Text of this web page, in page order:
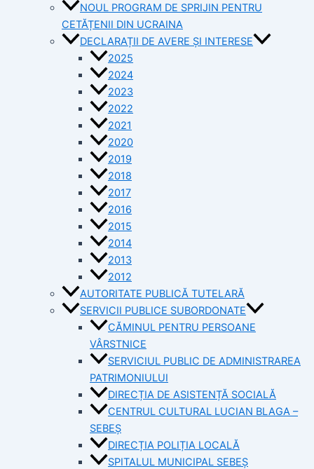
NOUL PROGRAM DE SPRIJIN PENTRU
CETĂȚENII DIN UCRAINA
DECLARAȚII DE AVERE ȘI INTERESE
2025
2024
2023
2022
2021
2020
2019
2018
2017
2016
2015
2014
2013
2012
AUTORITATE PUBLICĂ TUTELARĂ
SERVICII PUBLICE SUBORDONATE
CĂMINUL PENTRU PERSOANE
VÂRSTNICE
SERVICIUL PUBLIC DE ADMINISTRAREA
PATRIMONIULUI
DIRECȚIA DE ASISTENȚĂ SOCIALĂ
CENTRUL CULTURAL LUCIAN BLAGA –
SEBEȘ
DIRECȚIA POLIȚIA LOCALĂ
SPITALUL MUNICIPAL SEBEȘ